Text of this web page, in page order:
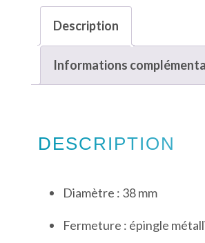
Description
Informations
DESCRIPTION
Diamètre : 38 mm
Fermeture : épingle